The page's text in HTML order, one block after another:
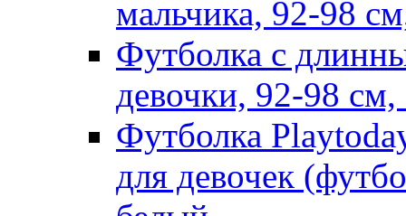
мальчика, 92-98
Футболка с
девочки, 92-98
Футболка
для девочек